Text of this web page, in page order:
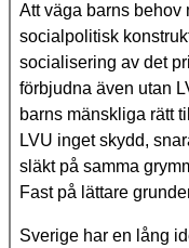
Att väga barns behov
socialpolitisk
socialisering av det
förbjudna även utan
barns mänskliga rätt
LVU inget skydd,
släkt på samma
Fast på lättare
Sverige har en lång